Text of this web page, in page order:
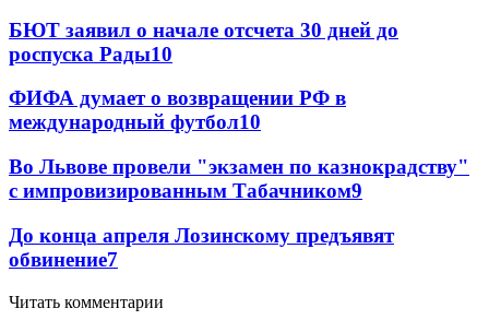
БЮТ заявил о начале отсчета 30 дней до
роспуска Рады10
ФИФА думает о возвращении РФ в
международный футбол10
Во Львове провели "экзамен по казнокрадству"
с импровизированным Табачником9
До конца апреля Лозинскому предъявят
обвинение7
Читать комментарии